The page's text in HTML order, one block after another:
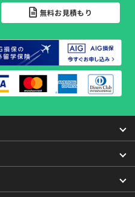
無料お見積もり